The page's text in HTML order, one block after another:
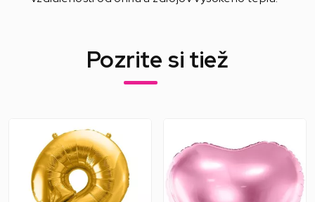
Pozrite si tiež